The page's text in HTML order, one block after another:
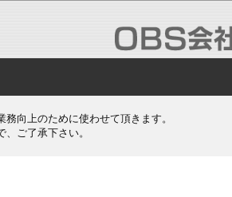
向上のために使わせて頂きます。
ご了承下さい。